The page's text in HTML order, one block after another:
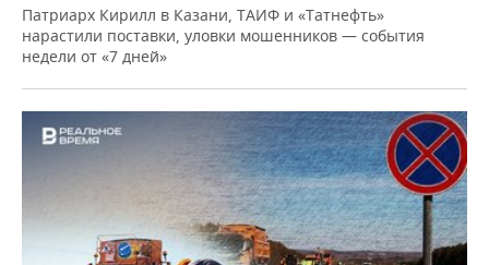
Патриарх Кирилл в Казани, ТАИФ и «Татнефть»
нарастили поставки, уловки мошенников — события
недели от «7 дней»